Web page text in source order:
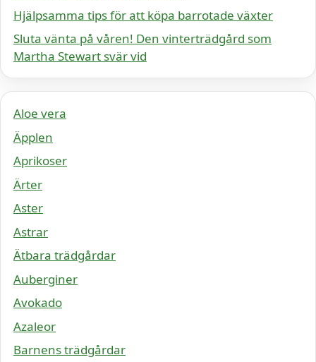
Hjälpsamma tips för att köpa barrotade växter
Sluta vänta på våren! Den vinterträdgård som
Martha Stewart svär vid
Aloe vera
Äpplen
Aprikoser
Ärter
Aster
Astrar
Ätbara trädgårdar
Auberginer
Avokado
Azaleor
Barnens trädgårdar